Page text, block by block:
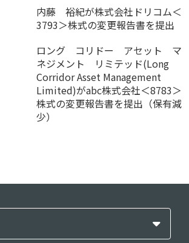
内藤 裕紀が株式会社ドリコム＜
3793＞株式の変更報告書を提出
ロング コリドー アセット マ
ネジメント リミテッド(Long
Corridor Asset Management
Limited)がabc株式会社＜8783＞
株式の変更報告書を提出（保有減
少）